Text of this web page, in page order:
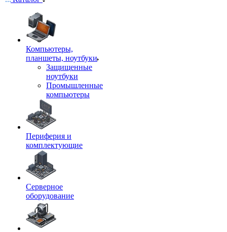
Компьютеры,
планшеты, ноутбуки
Защищенные
ноутбуки
Промышленные
компьютеры
Периферия и
комплектующие
Серверное
оборудование